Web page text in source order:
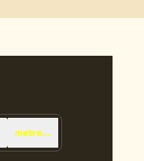
metrekare